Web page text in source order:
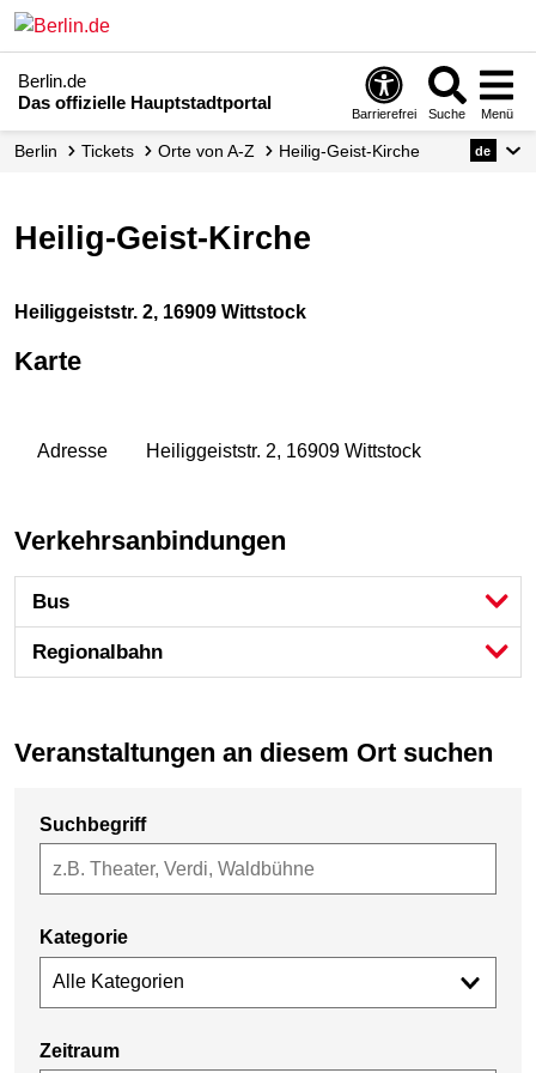
Berlin.de
Das offizielle Hauptstadtportal
Barrierefrei Suche Menü
Berlin Tickets Orte von A-Z Heilig-Geist-Kirche de
Heilig-Geist-Kirche
Heiliggeiststr. 2, 16909 Wittstock
Karte
Adresse Heiliggeiststr. 2, 16909 Wittstock
Verkehrsanbindungen
Bus
Regional­bahn
Veranstaltungen an diesem Ort suchen
Suchbegriff
Kategorie
Alle Kategorien
Zeitraum